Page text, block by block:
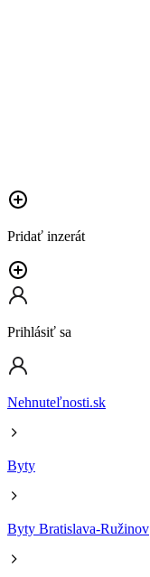
Pridať inzerát
Prihlásiť sa
Nehnuteľnosti.sk
Byty
Byty Bratislava-Ružinov